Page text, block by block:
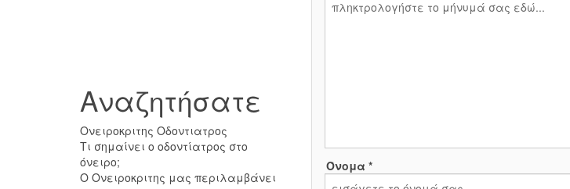
Όνομα *
Αναζητήσατε
Ονειροκριτης Οδοντιατρος
Τι σημαίνει ο οδοντίατρος στο
όνειρο;
Ο Ονειροκριτης μας περιλαμβάνει